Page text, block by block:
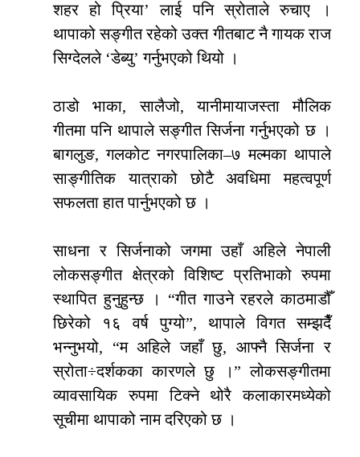
शहर हो प्रिया’ लाई पनि स्रोताले रुचाए ।
थापाको सङ्गीत रहेको उक्त गीतबाट नै गायक राज
सिग्देलले ‘डेब्यु’ गर्नुभएको थियो ।
ठाडो भाका, सालैजो, यानीमायाजस्ता मौलिक
गीतमा पनि थापाले सङ्गीत सिर्जना गर्नुभएको छ ।
बागलुङ, गलकोट नगरपालिका–७ मल्मका थापाले
साङ्गीतिक यात्राको छोटै अवधिमा महत्वपूर्ण
सफलता हात पार्नुभएको छ ।
साधना र सिर्जनाको जगमा उहाँ अहिले नेपाली
लोकसङ्गीत क्षेत्रको विशिष्ट प्रतिभाको रुपमा
स्थापित हुनुहुन्छ । “गीत गाउने रहरले काठमाडौँ
छिरेको १६ वर्ष पुग्यो”, थापाले विगत सम्झदैँ
भन्नुभयो, “म अहिले जहाँ छु, आफ्नै सिर्जना र
स्रोता÷दर्शकका कारणले छु ।” लोकसङ्गीतमा
व्यावसायिक रुपमा टिक्ने थोरै कलाकारमध्येको
सूचीमा थापाको नाम दरिएको छ ।